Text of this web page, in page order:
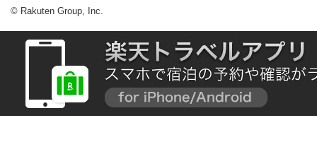
© Rakuten Group, Inc.